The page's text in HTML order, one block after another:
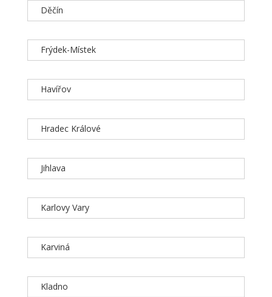
Děčín
Frýdek-Místek
Havířov
Hradec Králové
Jihlava
Karlovy Vary
Karviná
Kladno